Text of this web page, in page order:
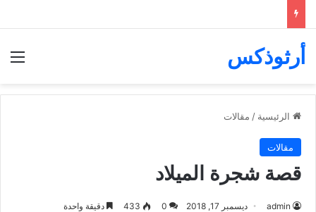
أرثوذكس
الرئيسية / مقالات
مقالات
قصة شجرة الميلاد
admin ديسمبر 17, 2018 0
433 دقيقة واحدة